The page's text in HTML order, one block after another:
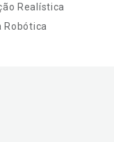
Realística
Robótica